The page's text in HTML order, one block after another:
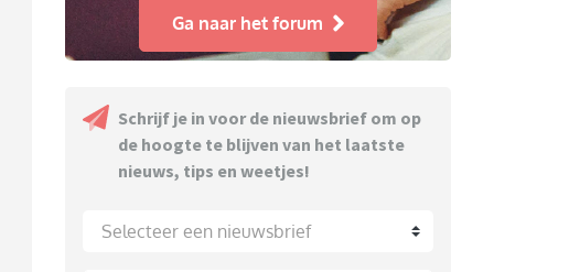
Ga naar het forum
Schrijf je in voor de nieuwsbrief om op
de hoogte te blijven van het laatste
nieuws, tips en weetjes!
Selecteer een nieuwsbrief